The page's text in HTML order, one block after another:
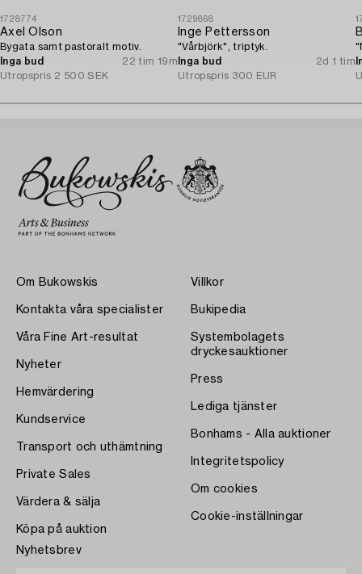
1728774
Axel Olson
Bygata samt pastoralt motiv.
Inga bud
22 tim 19m
Utropspris 2 500 SEK
1729868
Inge Pettersson
"Vårbjörk", triptyk.
Inga bud
2d 1 tim
Utropspris 300 EUR
Om Bukowskis
Kontakta våra specialister
Våra Fine Art-resultat
Nyheter
Hemvärdering
Kundservice
Transport och uthämtning
Private Sales
Värdera & sälja
Köpa på auktion
Villkor
Bukipedia
Systembolagets
dryckesauktioner
Press
Lediga tjänster
Bonhams - Alla auktioner
Integritetspolicy
Om cookies
Cookie-inställningar
Nyhetsbrev